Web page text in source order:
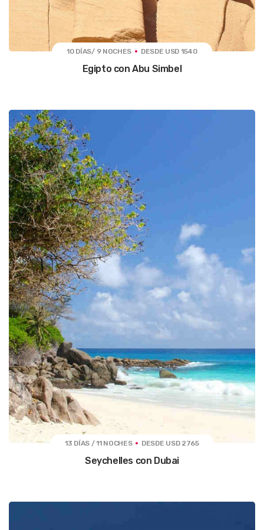
10 DÍAS/ 9 NOCHES DESDE USD 1540
Egipto con Abu Simbel
13 DÍAS / 11 NOCHES DESDE USD 2765
Seychelles con Dubai